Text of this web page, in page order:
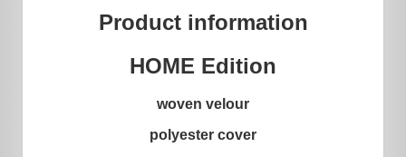
Product information
HOME Edition
woven velour
polyester cover